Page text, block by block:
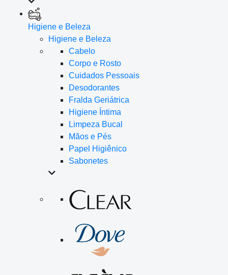
Higiene e Beleza
Higiene e Beleza
Cabelo
Corpo e Rosto
Cuidados Pessoais
Desodorantes
Fralda Geriátrica
Higiene Íntima
Limpeza Bucal
Mãos e Pés
Papel Higiênico
Sabonetes